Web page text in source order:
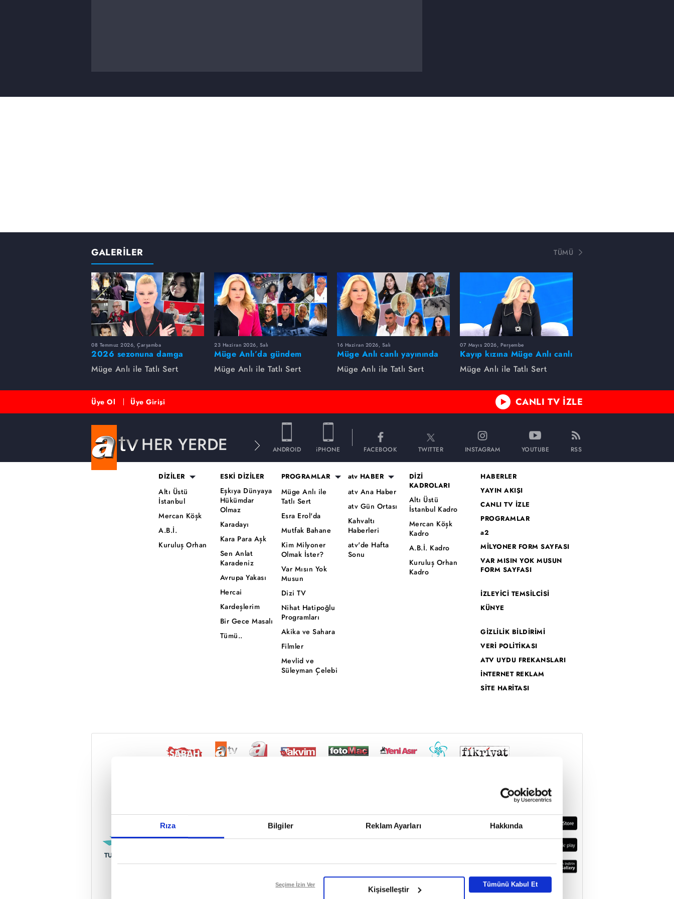
Rıza Bilgiler Reklam Ayarları Hakkında
Reddet
Seçime İzin Ver
Kişiselleştir
Tümünü Kabul Et
GALERİLER TÜMÜ
08 Temmuz 2026, Çarşamba
2026 sezonuna damga
vuran 5 Müge Anlı
dosyası...
Müge Anlı ile Tatlı Sert
23 Haziran 2026, Salı
Müge Anlı’da gündem
sarsıldı! Kayıp dosyaları ve
aile ihanetleri herkesi şoke
Müge Anlı ile Tatlı Sert
16 Haziran 2026, Salı
Müge Anlı canlı yayınında
dikkat çeken gelişmeler
yaşandı. Kayıp,
Müge Anlı ile Tatlı Sert
07 Mayıs 2026, Perşembe
Kayıp kızına Müge Anlı canlı
yayında kavuştu
Müge Anlı ile Tatlı Sert
Üye Ol Üye Girişi CANLI TV İZLE
HER YERDE ANDROID iPHONE FACEBOOK TWITTER INSTAGRAM YOUTUBE RSS
DİZİLER
Altı Üstü
İstanbul
Mercan Köşk
A.B.İ.
Kuruluş Orhan
ESKİ DİZİLER
Eşkıya Dünyaya
Hükümdar
Olmaz
Karadayı
Kara Para Aşk
Sen Anlat
Karadeniz
Avrupa Yakası
Hercai
Kardeşlerim
Bir Gece Masalı
Tümü..
PROGRAMLAR
Müge Anlı ile
Tatlı Sert
Esra Erol'da
Mutfak Bahane
Kim Milyoner
Olmak İster?
Var Mısın Yok
Musun
Dizi TV
Nihat Hatipoğlu
Programları
Akika ve Sahara
Filmler
Mevlid ve
Süleyman Çelebi
atv HABER
atv Ana Haber
atv Gün Ortası
Kahvaltı
Haberleri
atv'de Hafta
Sonu
DİZİ
KADROLARI
Altı Üstü
İstanbul Kadro
Mercan Köşk
Kadro
A.B.İ. Kadro
Kuruluş Orhan
Kadro
HABERLER
YAYIN AKIŞI
CANLI TV İZLE
PROGRAMLAR
a2
MİLYONER FORM SAYFASI
VAR MISIN YOK MUSUN
FORM SAYFASI
İZLEYİCİ TEMSİLCİSİ
KÜNYE
GİZLİLİK BİLDİRİMİ
VERİ POLİTİKASI
ATV UYDU FREKANSLARI
İNTERNET REKLAM
SİTE HARİTASI